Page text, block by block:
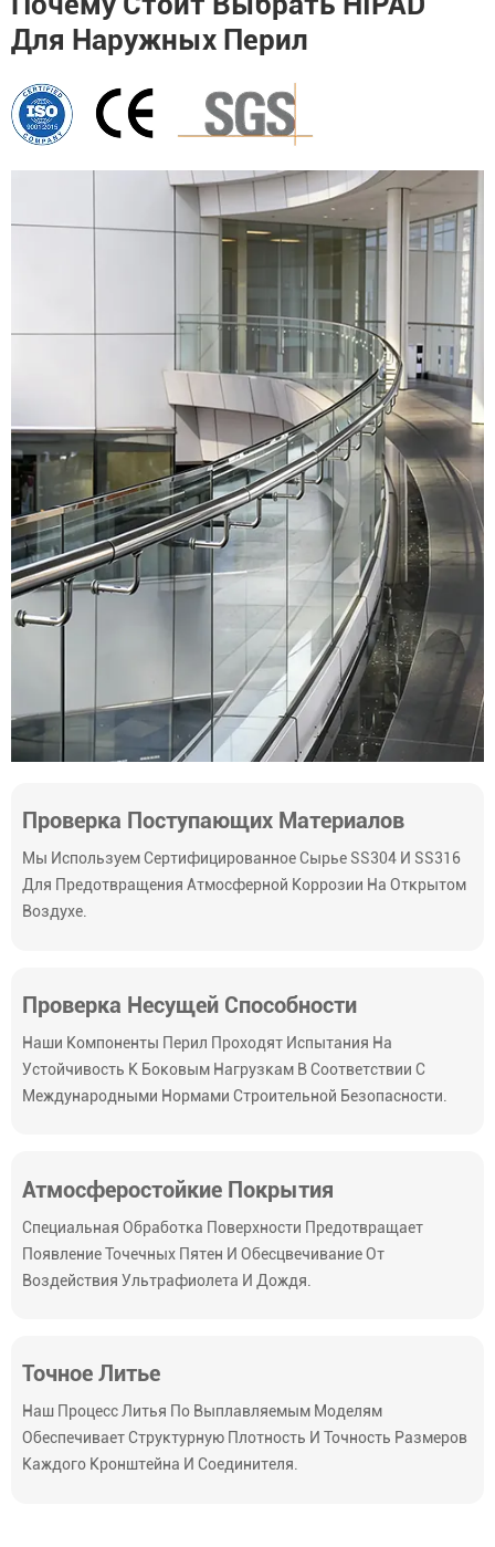
Для Наружных Перил
Проверка Поступающих Материалов
Мы Используем Сертифицированное Сырье SS304 И SS316
Для Предотвращения Атмосферной Коррозии На Открытом
Воздухе.
Проверка Несущей Способности
Наши Компоненты Перил Проходят Испытания На
Устойчивость К Боковым Нагрузкам В Соответствии С
Международными Нормами Строительной Безопасности.
Атмосферостойкие Покрытия
Специальная Обработка Поверхности Предотвращает
Появление Точечных Пятен И Обесцвечивание От
Воздействия Ультрафиолета И Дождя.
Точное Литье
Наш Процесс Литья По Выплавляемым Моделям
Обеспечивает Структурную Плотность И Точность Размеров
Каждого Кронштейна И Соединителя.